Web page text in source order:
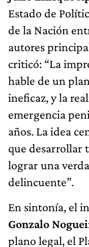
Estado de
de la Nación
autores
criticó: “La
hable de un
ineficaz, y la
emergencia
años. La idea
que desarrollar
lograr una
delincuente”.
En sintonía, el
Gonzalo
plano legal, el